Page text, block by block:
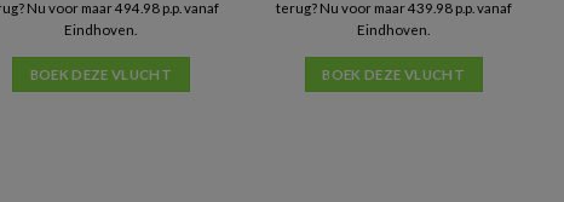
Nu voor maar 494.98 p.p. vanaf
Eindhoven.
BOEK DEZE VLUCHT
terug? Nu voor maar 439.98 p.p. vanaf
Eindhoven.
BOEK DEZE VLUCHT